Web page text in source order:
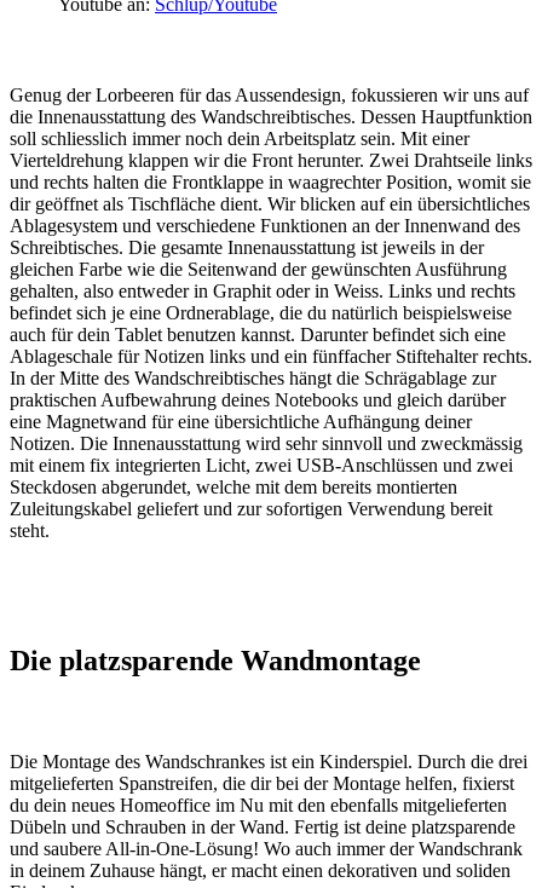
Genug der Lorbeeren für das Aussendesign, fokussieren wir uns auf
die Innenausstattung des Wandschreibtisches. Dessen Hauptfunktion
soll schliesslich immer noch dein Arbeitsplatz sein. Mit einer
Vierteldrehung klappen wir die Front herunter. Zwei Drahtseile links
und rechts halten die Frontklappe in waagrechter Position, womit sie
dir geöffnet als Tischfläche dient. Wir blicken auf ein übersichtliches
Ablagesystem und verschiedene Funktionen an der Innenwand des
Schreibtisches. Die gesamte Innenausstattung ist jeweils in der
gleichen Farbe wie die Seitenwand der gewünschten Ausführung
gehalten, also entweder in Graphit oder in Weiss. Links und rechts
befindet sich je eine Ordnerablage, die du natürlich beispielsweise
auch für dein Tablet benutzen kannst. Darunter befindet sich eine
Ablageschale für Notizen links und ein fünffacher Stiftehalter rechts.
In der Mitte des Wandschreibtisches hängt die Schrägablage zur
praktischen Aufbewahrung deines Notebooks und gleich darüber
eine Magnetwand für eine übersichtliche Aufhängung deiner
Notizen. Die Innenausstattung wird sehr sinnvoll und zweckmässig
mit einem fix integrierten Licht, zwei USB-Anschlüssen und zwei
Steckdosen abgerundet, welche mit dem bereits montierten
Zuleitungskabel geliefert und zur sofortigen Verwendung bereit
steht.
Die platzsparende Wandmontage
Die Montage des Wandschrankes ist ein Kinderspiel. Durch die drei
mitgelieferten Spanstreifen, die dir bei der Montage helfen, fixierst
du dein neues Homeoffice im Nu mit den ebenfalls mitgelieferten
Dübeln und Schrauben in der Wand. Fertig ist deine platzsparende
und saubere All-in-One-Lösung! Wo auch immer der Wandschrank
in deinem Zuhause hängt, er macht einen dekorativen und soliden